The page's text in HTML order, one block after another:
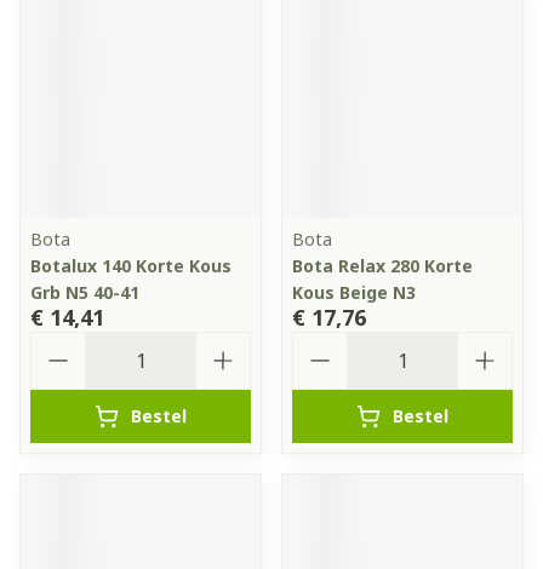
Bota
Botalux 140 Korte Kous
Grb N5 40-41
€ 14,41
Bestel
Bota
Bota Relax 280 Korte
Kous Beige N3
€ 17,76
Bestel